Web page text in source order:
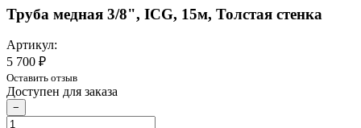
Труба медная 3/8", ICG, 15м, Толстая стенка
Артикул:
5 700 ₽
Оставить отзыв
Доступен для заказа
−